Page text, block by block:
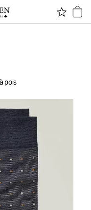
pois